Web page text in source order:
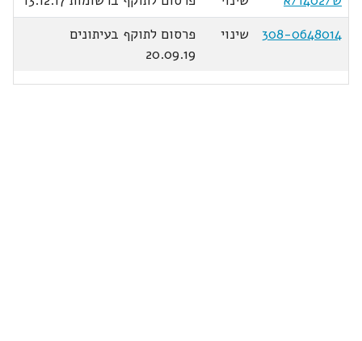
308-0648014
שינוי
פרסום לתוקף בעיתונים
20.09.19